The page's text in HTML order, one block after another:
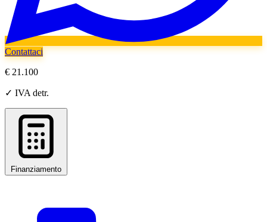
Contattaci
€ 21.100
✓ IVA detr.
Finanziamento